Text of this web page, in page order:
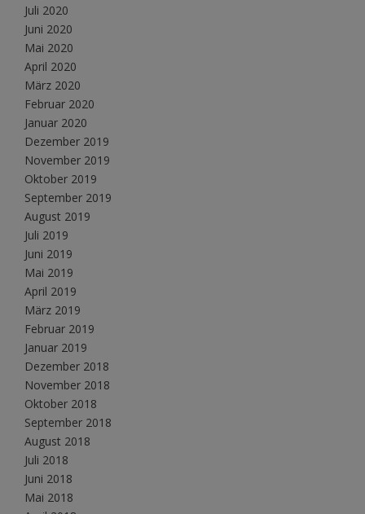
Juli 2020
Juni 2020
Mai 2020
April 2020
März 2020
Februar 2020
Januar 2020
Dezember 2019
November 2019
Oktober 2019
September 2019
August 2019
Juli 2019
Juni 2019
Mai 2019
April 2019
März 2019
Februar 2019
Januar 2019
Dezember 2018
November 2018
Oktober 2018
September 2018
August 2018
Juli 2018
Juni 2018
Mai 2018